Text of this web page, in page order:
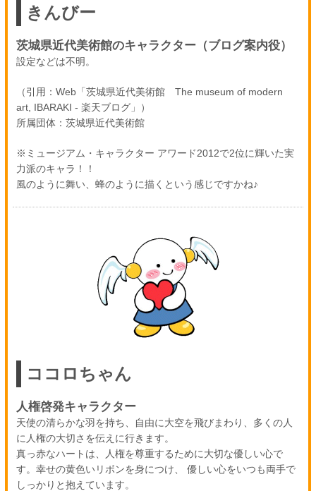
きんびー
茨城県近代美術館のキャラクター（ブログ案内役）
設定などは不明。
（引用：Web「茨城県近代美術館 The museum of modern
art, IBARAKI - 楽天ブログ」）
所属団体：茨城県近代美術館
※ミュージアム・キャラクター アワード2012で2位に輝いた実
力派のキャラ！！
風のように舞い、蜂のように描くという感じですかね♪
ココロちゃん
人権啓発キャラクター
天使の清らかな羽を持ち、自由に大空を飛びまわり、多くの人
に人権の大切さを伝えに行きます。
真っ赤なハートは、人権を尊重するために大切な優しい心で
す。幸せの黄色いリボンを身につけ、 優しい心をいつも両手で
しっかりと抱えています。